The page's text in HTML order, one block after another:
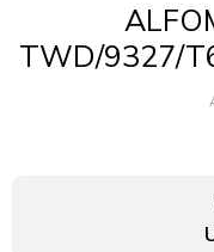
TWD/9327/